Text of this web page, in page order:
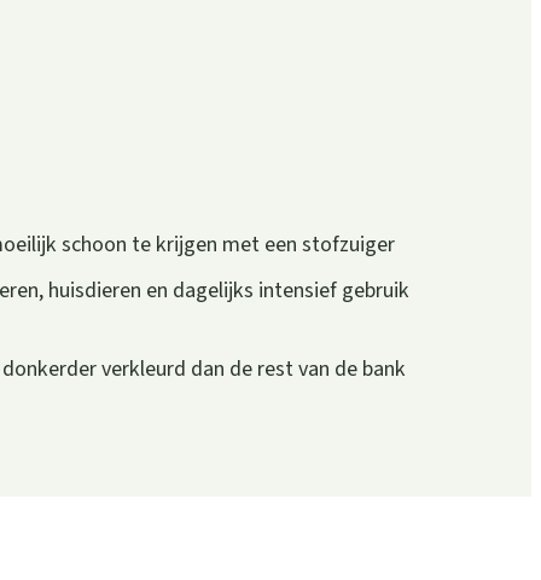
schoon te krijgen met een stofzuiger
huisdieren en dagelijks intensief gebruik
verkleurd dan de rest van de bank